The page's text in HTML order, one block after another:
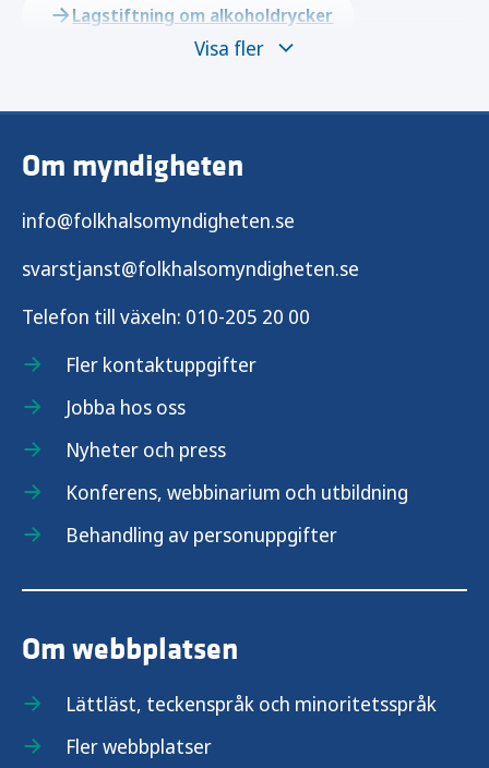
Lagstiftning om alkoholdrycker
Visa fler
Om myndigheten
info@folkhalsomyndigheten.se
svarstjanst@folkhalsomyndigheten.se
Telefon till växeln: 010-205 20 00
Fler kontaktuppgifter
Jobba hos oss
Nyheter och press
Konferens, webbinarium och utbildning
Behandling av personuppgifter
Om webbplatsen
Lättläst, teckenspråk och minoritetsspråk
Fler webbplatser